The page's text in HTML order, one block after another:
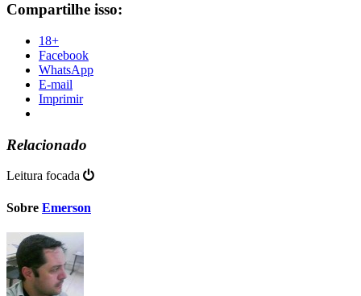
Compartilhe isso:
18+
Facebook
WhatsApp
E-mail
Imprimir
Relacionado
Leitura focada
Sobre Emerson